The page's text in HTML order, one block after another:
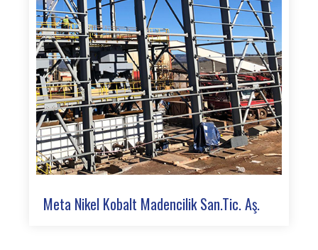
Meta Nikel Kobalt Madencilik San.Tic. Aş.